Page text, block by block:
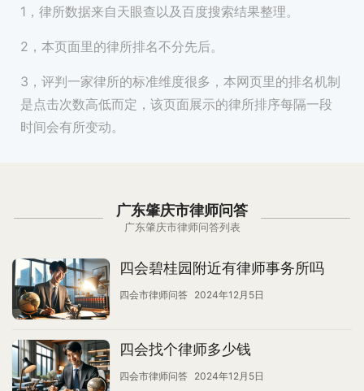
1，律所数据来自天眼查以及百度搜索结果整理。
2，本页面里的律所排名不分先后。
3，评判一家律所的标准维度很多，本网页里的排名机制
是点击次数高低而定，该页面展示的律所排序每隔一段
时间会有所变动。
广东肇庆市律师问答
广东肇庆市律师问答列表
四会碧桂园附近有律师事务所吗
四会市律师问答 2024年12月5日
四会找个律师多少钱
四会市律师问答 2024年12月5日